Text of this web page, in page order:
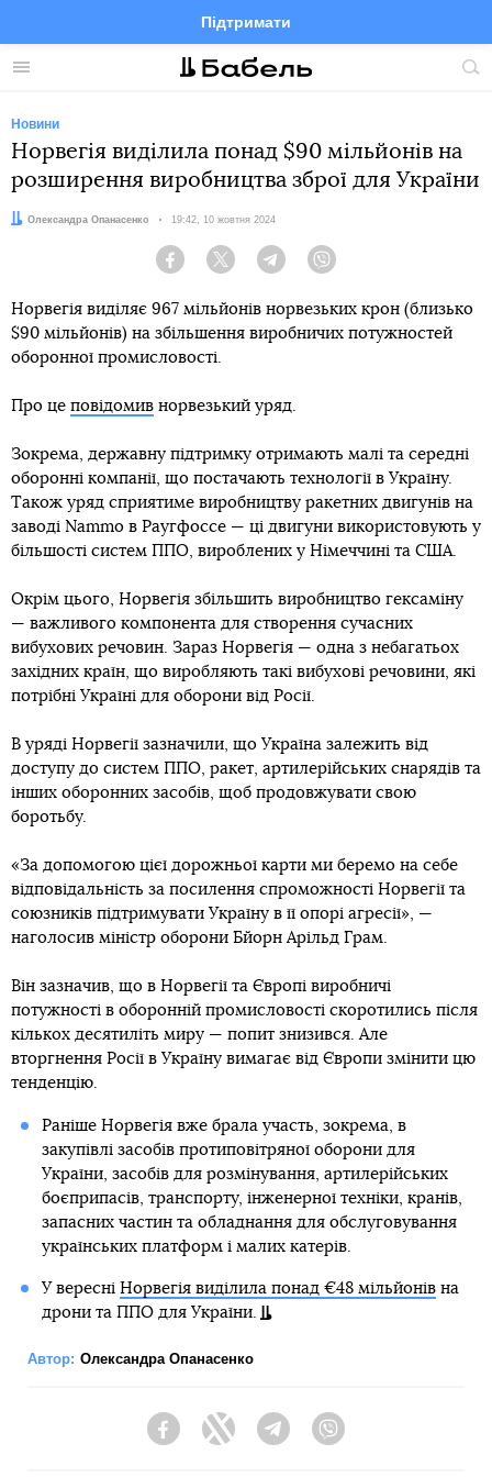
Меню
Підтримати
FacebookTelegramTwitter
Новини
Норвегія виділила понад $90 мільйонів на
розширення виробництва зброї для України
Автор:
Олександра Опанасенко Дата:
19:42, 10 жовтня 2024
Facebook Twitter Telegram
Норвегія виділяє 967 мільйонів норвезьких крон (близько
$90 мільйонів) на збільшення виробничих потужностей
оборонної промисловості.
Про це повідомив норвезький уряд.
Зокрема, державну підтримку отримають малі та середні
оборонні компанії, що постачають технології в Україну.
Також уряд сприятиме виробництву ракетних двигунів на
заводі Nammo в Раугфоссе — ці двигуни використовують у
більшості систем ППО, вироблених у Німеччині та США.
Окрім цього, Норвегія збільшить виробництво гексаміну
— важливого компонента для створення сучасних
вибухових речовин. Зараз Норвегія — одна з небагатьох
західних країн, що виробляють такі вибухові речовини, які
потрібні Україні для оборони від Росії.
В уряді Норвегії зазначили, що Україна залежить від
доступу до систем ППО, ракет, артилерійських снарядів та
інших оборонних засобів, щоб продовжувати свою
боротьбу.
«За допомогою цієї дорожньої карти ми беремо на себе
відповідальність за посилення спроможності Норвегії та
союзників підтримувати Україну в її опорі агресії», —
наголосив міністр оборони Бйорн Арільд Грам.
Він зазначив, що в Норвегії та Європі виробничі
потужності в оборонній промисловості скоротились після
кількох десятиліть миру — попит знизився. Але
вторгнення Росії в Україну вимагає від Європи змінити цю
тенденцію.
Раніше Норвегія вже брала участь, зокрема, в
закупівлі засобів протиповітряної оборони для
України, засобів для розмінування, артилерійських
боєприпасів, транспорту, інженерної техніки, кранів,
запасних частин та обладнання для обслуговування
українських платформ і малих катерів.
У вересні Норвегія виділила понад €48 мільйонівна
дрони та ППО для України.
Автор: Олександра Опанасенко
FacebookTwitter Telegram